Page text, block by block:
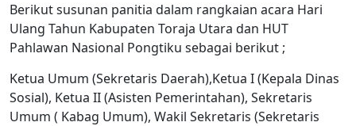
Berikut susunan panitia dalam rangkaian acara Hari
Ulang Tahun Kabupaten Toraja Utara dan HUT
Pahlawan Nasional Pongtiku sebagai berikut ;
Ketua Umum (Sekretaris Daerah),Ketua I (Kepala Dinas
Sosial), Ketua II (Asisten Pemerintahan), Sekretaris
Umum ( Kabag Umum), Wakil Sekretaris (Sekretaris